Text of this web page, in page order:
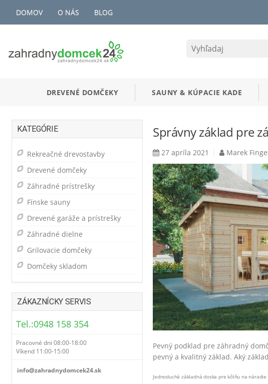
DOMOV O NÁS BLOG
DREVENÉ DOMČEKY SAUNY& KÚPACIE KADE
Správny základ pre
27 apríla 2021 Marek
Pevný podklad pre záhradný
pevný a kvalitný základ. Aký
Jednoduchá základná doska pre kôlňu na náradie
KATEGÓRIE
Rekreačné drevostavby
Drevené domčeky
Záhradné prístrešky
Fínske sauny
Drevené garáže a prístrešky
Záhradné dielne
Grilovacie domčeky
Domčeky skladom
ZÁKAZNÍCKY SERVIS
Tel.:0948 158 354
Pracovné dni 08:00-18:00
Víkend 11:00-15:00
info@zahradnydomcek24.sk